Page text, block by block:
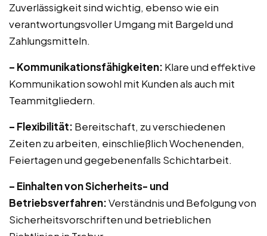
Zuverlässigkeit sind wichtig, ebenso wie ein
verantwortungsvoller Umgang mit Bargeld und
Zahlungsmitteln.
– Kommunikationsfähigkeiten: Klare und effektive
Kommunikation sowohl mit Kunden als auch mit
Teammitgliedern.
– Flexibilität: Bereitschaft, zu verschiedenen
Zeiten zu arbeiten, einschließlich Wochenenden,
Feiertagen und gegebenenfalls Schichtarbeit.
– Einhalten von Sicherheits- und
Betriebsverfahren:Verständnis und Befolgung von
Sicherheitsvorschriften und betrieblichen